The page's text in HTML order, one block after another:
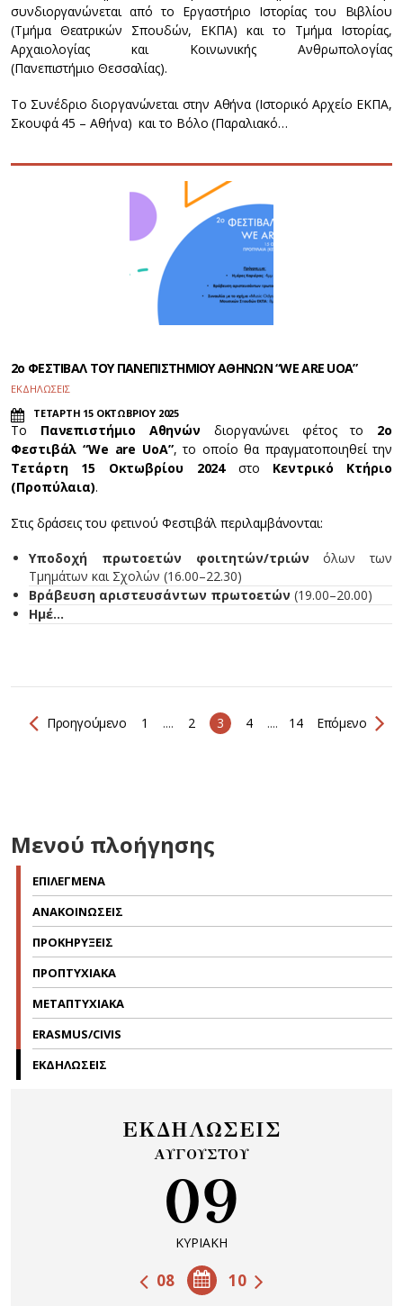
συνδιοργανώνεται από το Εργαστήριο Ιστορίας του Βιβλίου
(Τμήμα Θεατρικών Σπουδών, ΕΚΠΑ) και το Τμήμα Ιστορίας,
Αρχαιολογίας και Κοινωνικής Ανθρωπολογίας
(Πανεπιστήμιο Θεσσαλίας).
To Συνέδριο διοργανώνεται στην Αθήνα (Ιστορικό Αρχείο ΕΚΠΑ,
Σκουφά 45 – Αθήνα) και το Βόλο (Παραλιακό…
2ο ΦΕΣΤΙΒΑΛ ΤΟΥ ΠΑΝΕΠΙΣΤΗΜΙΟΥ ΑΘΗΝΩΝ “WE ARE UOA”
ΕΚΔΗΛΩΣΕΙΣ
ΤΕΤΑΡΤΗ 15 ΟΚΤΩΒΡΙΟΥ 2025
Το Πανεπιστήμιο Αθηνών διοργανώνει φέτος το 2ο
Φεστιβάλ “We are UoA”, το οποίο θα πραγματοποιηθεί την
Τετάρτη 15 Οκτωβρίου 2024στο Κεντρικό Κτήριο
(Προπύλαια).
Στις δράσεις του φετινού Φεστιβάλ περιλαμβάνονται:
Υποδοχή πρωτοετών φοιτητών/τριώνόλων των
Τμημάτων και Σχολών (16.00–22.30)
Βράβευση αριστευσάντων πρωτοετών (19.00–20.00)
Ημέ…
Προηγούμενο 1 .... 2 3 4 .... 14 Επόμενο
Μενού πλοήγησης
ΕΠΙΛΕΓΜΕΝΑ
ΑΝΑΚΟΙΝΩΣΕΙΣ
ΠΡΟΚΗΡΥΞΕΙΣ
ΠΡΟΠΤΥΧΙΑΚΑ
ΜΕΤΑΠΤΥΧΙΑΚΑ
ERASMUS/CIVIS
ΕΚΔΗΛΩΣΕΙΣ
ΕΚΔΗΛΩΣΕΙΣ
ΑΥΓΟΥΣΤΟΥ
09
ΚΥΡΙΑΚΗ
10
08